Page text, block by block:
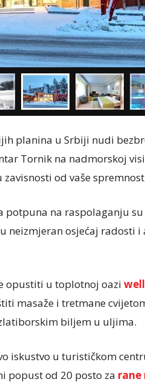
planina u Srbiji nudi
Tornik na nadmorskoj
od vaše
potpuna na raspolaganju
neizmjeran osjećaj radosti
opustiti u toplotnoj oazi
masaže i tretmane
biljem u uljima.
iskustvo u turističkom
popust od 20 posto za rane